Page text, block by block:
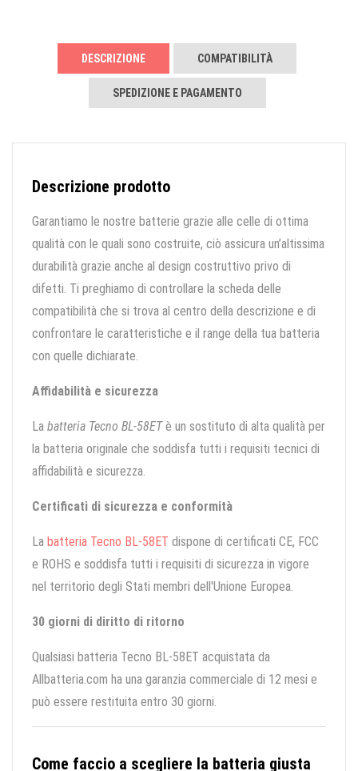
DESCRIZIONE COMPATIBILITÀ
SPEDIZIONE E PAGAMENTO
Descrizione prodotto
Garantiamo le nostre batterie grazie alle celle di ottima
qualità con le quali sono costruite, ciò assicura un’altissima
durabilità grazie anche al design costruttivo privo di
difetti. Ti preghiamo di controllare la scheda delle
compatibilità che si trova al centro della descrizione e di
confrontare le caratteristiche e il range della tua batteria
con quelle dichiarate.
Affidabilità e sicurezza
La batteria Tecno BL-58ETè un sostituto di alta qualità per
la batteria originale che soddisfa tutti i requisiti tecnici di
affidabilità e sicurezza.
Certificati di sicurezza e conformità
La batteria Tecno BL-58ET dispone di certificati CE, FCC
e ROHS e soddisfa tutti i requisiti di sicurezza in vigore
nel territorio degli Stati membri dell'Unione Europea.
30 giorni di diritto di ritorno
Qualsiasi batteria Tecno BL-58ET acquistata da
Allbatteria.com ha una garanzia commerciale di 12 mesi e
può essere restituita entro 30 giorni.
Come faccio a scegliere la batteria giusta